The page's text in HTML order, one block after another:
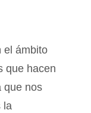
el ámbito
que hacen
que nos
la